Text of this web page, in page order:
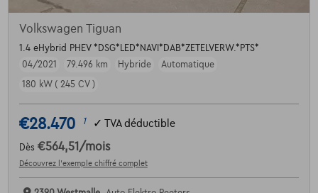
Volkswagen Tiguan
1.4 eHybrid PHEV *DSG*LED*NAVI*DAB*ZETELVERW.*PTS*
04/2021
79.496 km Hybride
Automatique
180 kW ( 245 CV )
€28.470 1 ✓ TVA déductible
Dès €564,51 /mois
Découvrez l’exemple chiffré complet